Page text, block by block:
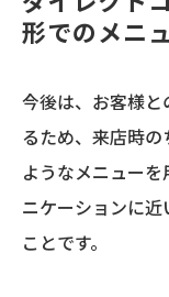
形でのメニ
今後は、お客様
るため、来店時
ようなメニュー
ニケーションに
ことです。